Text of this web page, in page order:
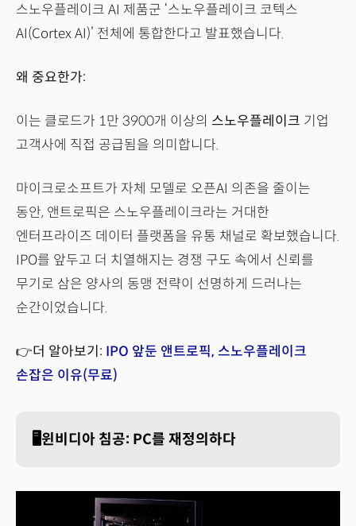
스노우플레이크 AI 제품군 ‘스노우플레이크 코텍스
AI(Cortex AI)’ 전체에 통합한다고 발표했습니다.
왜 중요한가:
이는 클로드가 1만 3900개 이상의 스노우플레이크 기업
고객사에 직접 공급됨을 의미합니다.
마이크로소프트가 자체 모델로 오픈AI 의존을 줄이는
동안, 앤트로픽은 스노우플레이크라는 거대한
엔터프라이즈 데이터 플랫폼을 유통 채널로 확보했습니다.
IPO를 앞두고 더 치열해지는 경쟁 구도 속에서 신뢰를
무기로 삼은 양사의 동맹 전략이 선명하게 드러나는
순간이었습니다.
👉더 알아보기: IPO 앞둔 앤트로픽, 스노우플레이크
손잡은 이유(무료)
🖥️윈비디아 침공: PC를 재정의하다